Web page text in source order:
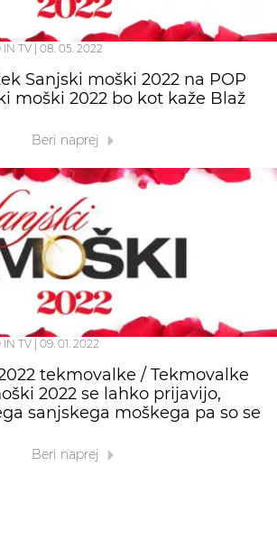
IN TV | 08. 05. 2022
Sanjski moški 2022 na POP
moški 2022 bo kot kaže Blaž
Beri naprej
IN TV 09. 01. 2022
tekmovalke / Tekmovalke
2022 se lahko prijavijo,
sanjskega moškega pa so se
Beri naprej